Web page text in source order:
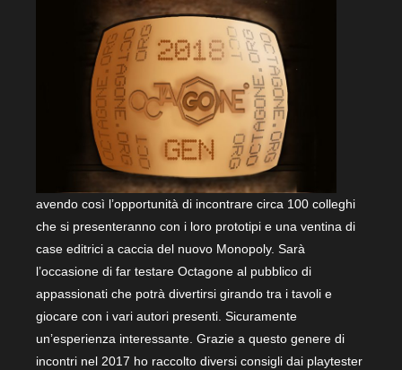
avendo così l’opportunità di incontrare circa 100 colleghi
che si presenteranno con i loro prototipi e una ventina di
case editrici a caccia del nuovo Monopoly. Sarà
l’occasione di far testare Octagone al pubblico di
appassionati che potrà divertirsi girando tra i tavoli e
giocare con i vari autori presenti. Sicuramente
un’esperienza interessante. Grazie a questo genere di
incontri nel 2017 ho raccolto diversi consigli dai playtester